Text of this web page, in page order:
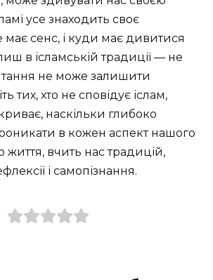
усе знаходить своє
має сенс, і куди має дивитися
в ісламській традиції — не
не може залишити
тих, хто не сповідує іслам,
наскільки глибоко
в кожен аспект нашого
життя, вчить нас традицій,
і самопізнання.